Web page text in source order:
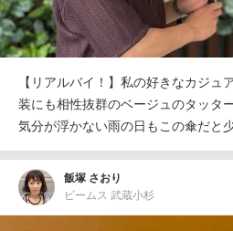
【リアルバイ！】私の好きなカジュ
装にも相性抜群のベージュのタッタ
気分が浮かない雨の日もこの傘だと
飯塚 さおり
ビームス 武蔵小杉